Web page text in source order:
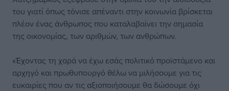
του γιατί όπως τόνισε απέναντι στην κοινωνία βρίσκεται
πλέον ένας άνθρωπος που καταλαβαίνει την σημασία
της οικονομίας, των αριθμών, των ανθρώπων.
«Έχοντας τη χαρά να έχω εσάς πολιτικό προϊστάμενο και
αρχηγό και πρωθυπουργό θέλω να μιλήσουμε για τις
ευκαιρίες που αν τις αξιοποιήσουμε θα δώσουμε όχι